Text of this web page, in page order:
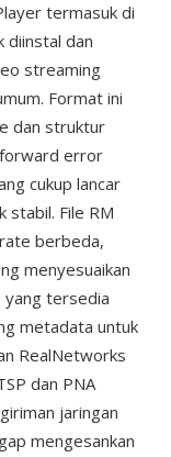
termasuk di
diinstal dan
streaming
Format ini
dan struktur
error
cukup lancar
stabil. File RM
berbeda,
menyesuaikan
yang tersedia
metadata untuk
RealNetworks
dan PNA
jaringan
mengesankan